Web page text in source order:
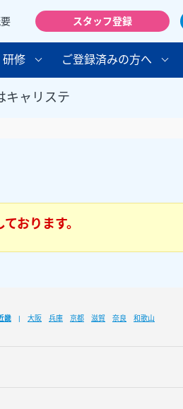
スタッフ登録
研修 ご登録済みの方へ
キャリステ
おります。
畿 大阪 兵庫 京都 滋賀 奈良
和歌山